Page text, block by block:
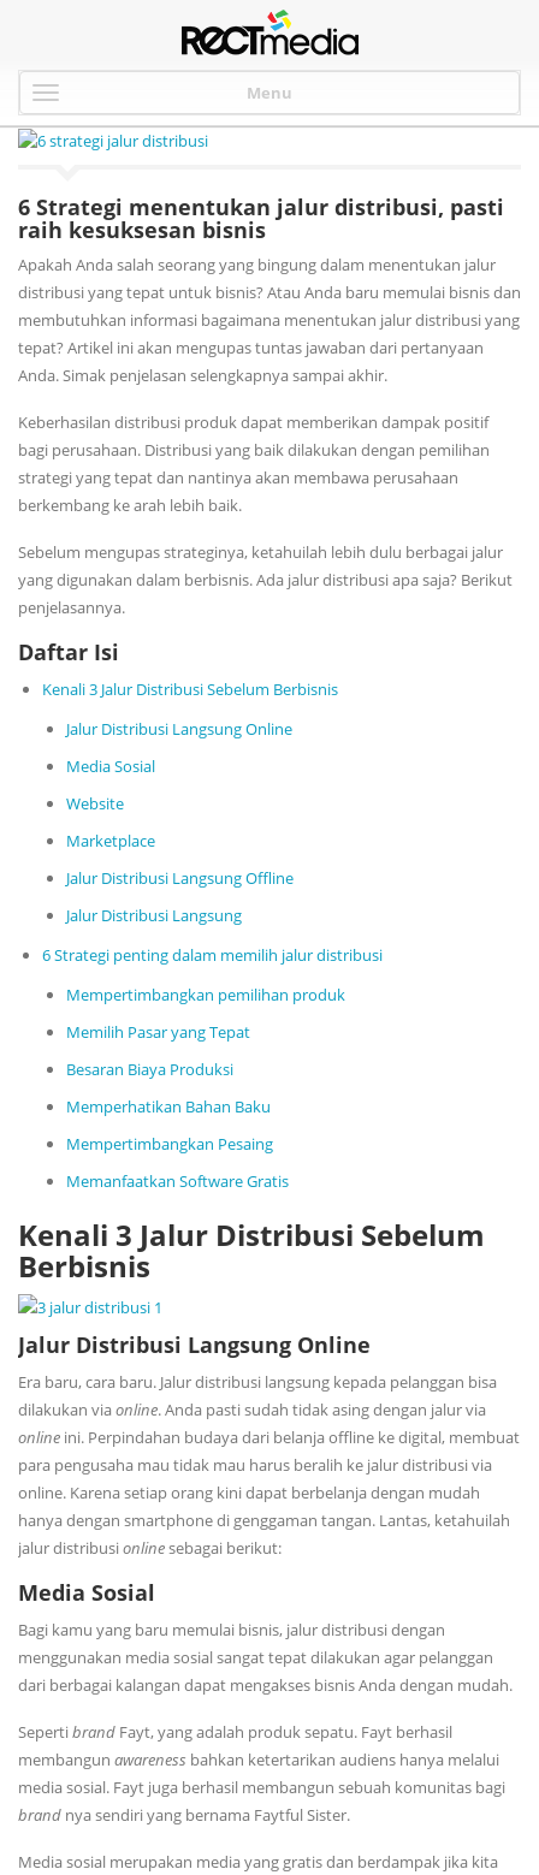
Menu
6 Strategi menentukan jalur distribusi, pasti
raih kesuksesan bisnis
Apakah Anda salah seorang yang bingung dalam menentukan jalur
distribusi yang tepat untuk bisnis? Atau Anda baru memulai bisnis dan
membutuhkan informasi bagaimana menentukan jalur distribusi yang
tepat? Artikel ini akan mengupas tuntas jawaban dari pertanyaan
Anda. Simak penjelasan selengkapnya sampai akhir.
Keberhasilan distribusi produk dapat memberikan dampak positif
bagi perusahaan. Distribusi yang baik dilakukan dengan pemilihan
strategi yang tepat dan nantinya akan membawa perusahaan
berkembang ke arah lebih baik.
Sebelum mengupas strateginya, ketahuilah lebih dulu berbagai jalur
yang digunakan dalam berbisnis. Ada jalur distribusi apa saja? Berikut
penjelasannya.
Daftar Isi
Kenali 3 Jalur Distribusi Sebelum Berbisnis
Jalur Distribusi Langsung Online
Media Sosial
Website
Marketplace
Jalur Distribusi Langsung Offline
Jalur Distribusi Langsung
6 Strategi penting dalam memilih jalur distribusi
Mempertimbangkan pemilihan produk
Memilih Pasar yang Tepat
Besaran Biaya Produksi
Memperhatikan Bahan Baku
Mempertimbangkan Pesaing
Memanfaatkan Software Gratis
Kenali 3 Jalur Distribusi Sebelum
Berbisnis
Jalur Distribusi Langsung Online
Era baru, cara baru. Jalur distribusi langsung kepada pelanggan bisa
dilakukan viaonline. Anda pasti sudah tidak asing dengan jalur via
online ini. Perpindahan budaya dari belanja offline ke digital, membuat
para pengusaha mau tidak mau harus beralih ke jalur distribusi via
online. Karena setiap orang kini dapat berbelanja dengan mudah
hanya dengan smartphone di genggaman tangan. Lantas, ketahuilah
jalur distribusionlinesebagai berikut:
Media Sosial
Bagi kamu yang baru memulai bisnis, jalur distribusi dengan
menggunakan media sosial sangat tepat dilakukan agar pelanggan
dari berbagai kalangan dapat mengakses bisnis Anda dengan mudah.
Sepertibrand Fayt, yang adalah produk sepatu. Fayt berhasil
membangun awareness bahkan ketertarikan audiens hanya melalui
media sosial. Fayt juga berhasil membangun sebuah komunitas bagi
brand nya sendiri yang bernama Faytful Sister.
Media sosial merupakan media yang gratis dan berdampak jika kita